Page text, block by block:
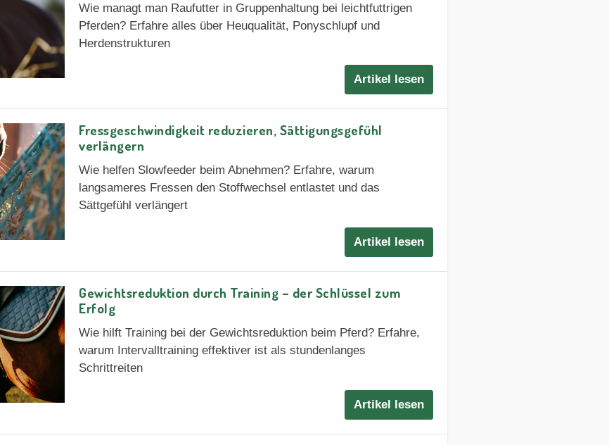
Wie managt man Raufutter in Gruppenhaltung bei leichtfuttrigen
Pferden? Erfahre alles über Heuqualität, Ponyschlupf und
Herdenstrukturen
Artikel lesen
Fressgeschwindigkeit reduzieren, Sättigungsgefühl
verlängern
Wie helfen Slowfeeder beim Abnehmen? Erfahre, warum
langsameres Fressen den Stoffwechsel entlastet und das
Sättgefühl verlängert
Artikel lesen
Gewichtsreduktion durch Training – der Schlüssel zum
Erfolg
Wie hilft Training bei der Gewichtsreduktion beim Pferd? Erfahre,
warum Intervalltraining effektiver ist als stundenlanges
Schrittreiten
Artikel lesen